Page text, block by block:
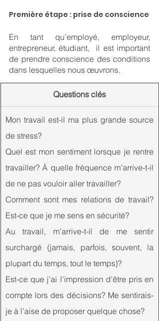
Première étape : prise de conscience
En tant qu’employé, employeur,
entrepreneur, étudiant,  il est important
de prendre conscience des conditions
dans lesquelles nous œuvrons.
​Questions clés
Mon travail est-il ma plus grande source
de stress?
Quel est mon sentiment lorsque je rentre
travailler? À quelle fréquence m’arrive-t-il
de ne pas vouloir aller travailler?
Comment sont mes relations de travail?
Est-ce que je me sens en sécurité?
Au travail, m’arrive-t-il de me sentir
surchargé (jamais, parfois, souvent, la
plupart du temps, tout le temps)?
Est-ce que j’ai l’impression d’être pris en
compte lors des décisions? Me sentirais-
je à l’aise de proposer quelque chose?